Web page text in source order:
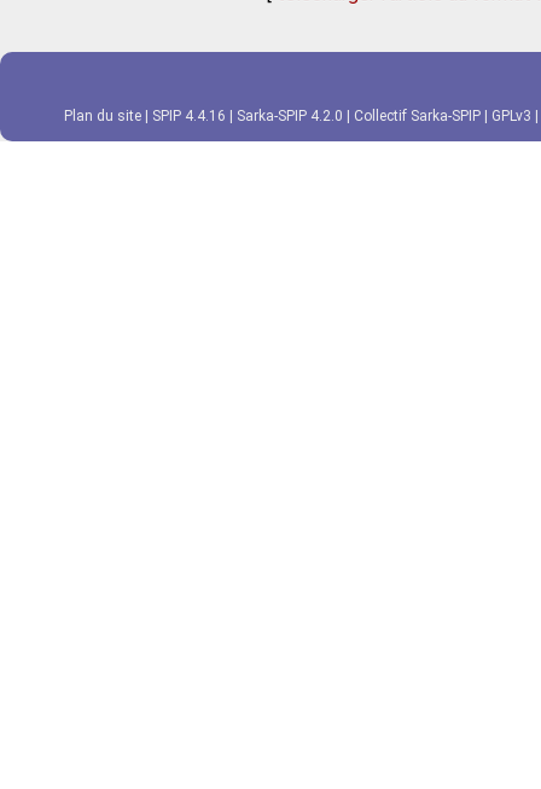
Plan du site SPIP 4.4.16 Sarka-SPIP 4.2.0 Collectif Sarka-SPIP GPLv3